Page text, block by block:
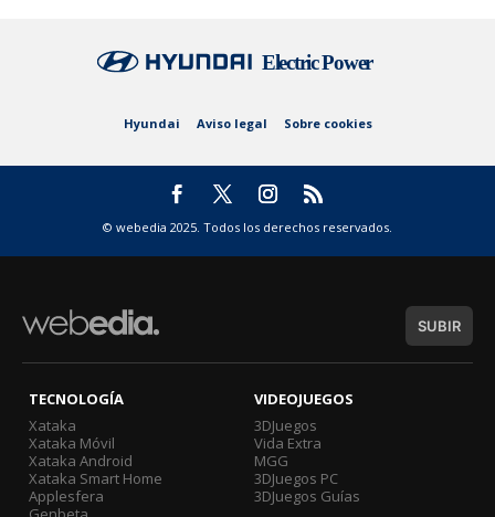
Hyundai Aviso legal Sobre cookies
© webedia 2025. Todos los derechos reservados.
SUBIR
TECNOLOGÍA
Xataka
Xataka Móvil
Xataka Android
Xataka Smart Home
Applesfera
VIDEOJUEGOS
3DJuegos
Vida Extra
MGG
3DJuegos PC
3DJuegos Guías